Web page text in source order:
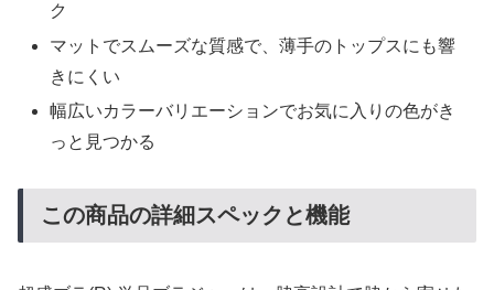
ク
マットでスムーズな質感で、薄手のトップスにも響
きにくい
幅広いカラーバリエーションでお気に入りの色がき
っと見つかる
この商品の詳細スペックと機能